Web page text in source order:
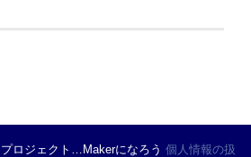
ロジェクト…Makerになろう 個人情報の扱